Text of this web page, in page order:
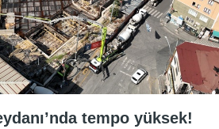
tempo yüksek!